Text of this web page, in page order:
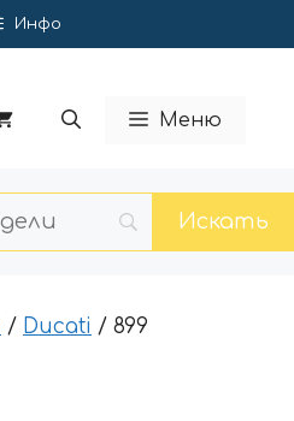
Инфо
Меню
/ Ducati / 899